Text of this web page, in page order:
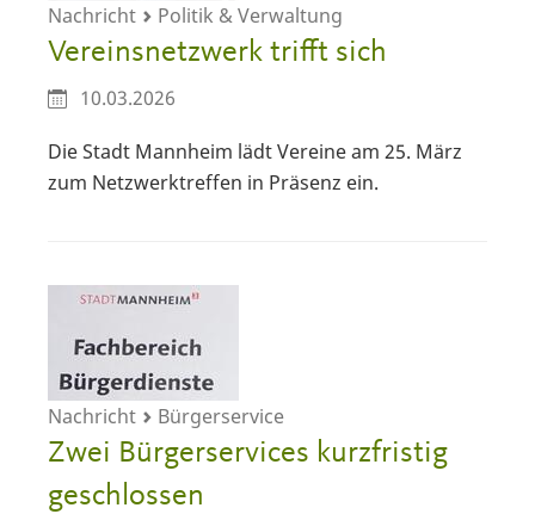
Nachricht Politik & Verwaltung
Vereinsnetzwerk trifft sich
10.03.2026
Die Stadt Mannheim lädt Vereine am 25. März
zum Netzwerktreffen in Präsenz ein.
Nachricht Bürgerservice
Zwei Bürgerservices kurzfristig
geschlossen